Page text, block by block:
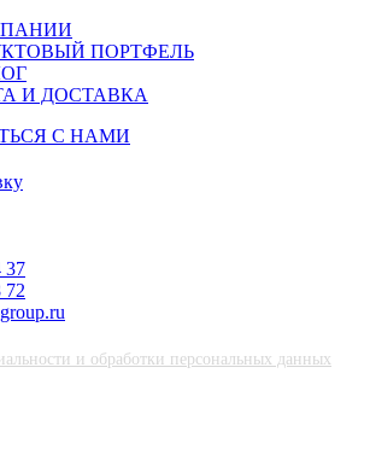
ПОРТФЕЛЬ
И ДОСТАВКА
С НАМИ
37
72
и обработки персональных данных